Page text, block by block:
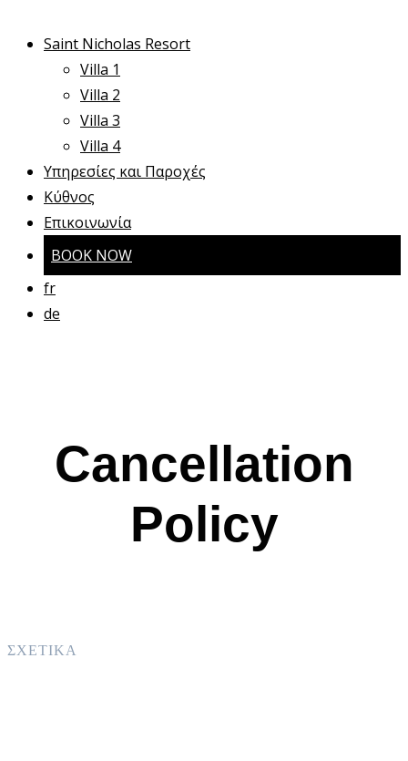
Saint Nicholas Resort
Villa 1
Villa 2
Villa 3
Villa 4
Υπηρεσίες και Παροχές
Κύθνος
Επικοινωνία
BOOK NOW
fr
de
Cancellation
Policy
ΣΧΕΤΙΚΑ